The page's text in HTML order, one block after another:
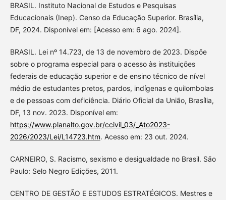
BRASIL. Instituto Nacional de Estudos e Pesquisas
Educacionais (Inep). Censo da Educação Superior. Brasília,
DF, 2024. Disponível em: [Acesso em: 6 ago. 2024].
BRASIL. Lei nº 14.723, de 13 de novembro de 2023. Dispõe
sobre o programa especial para o acesso às instituições
federais de educação superior e de ensino técnico de nível
médio de estudantes pretos, pardos, indígenas e quilombolas
e de pessoas com deficiência. Diário Oficial da União, Brasília,
DF, 13 nov. 2023. Disponível em:
https://www.planalto.gov.br/ccivil_03/_Ato2023-
2026/2023/Lei/L14723.htm. Acesso em: 23 out. 2024.
CARNEIRO, S. Racismo, sexismo e desigualdade no Brasil. São
Paulo: Selo Negro Edições, 2011.
CENTRO DE GESTÃO E ESTUDOS ESTRATÉGICOS. Mestres e